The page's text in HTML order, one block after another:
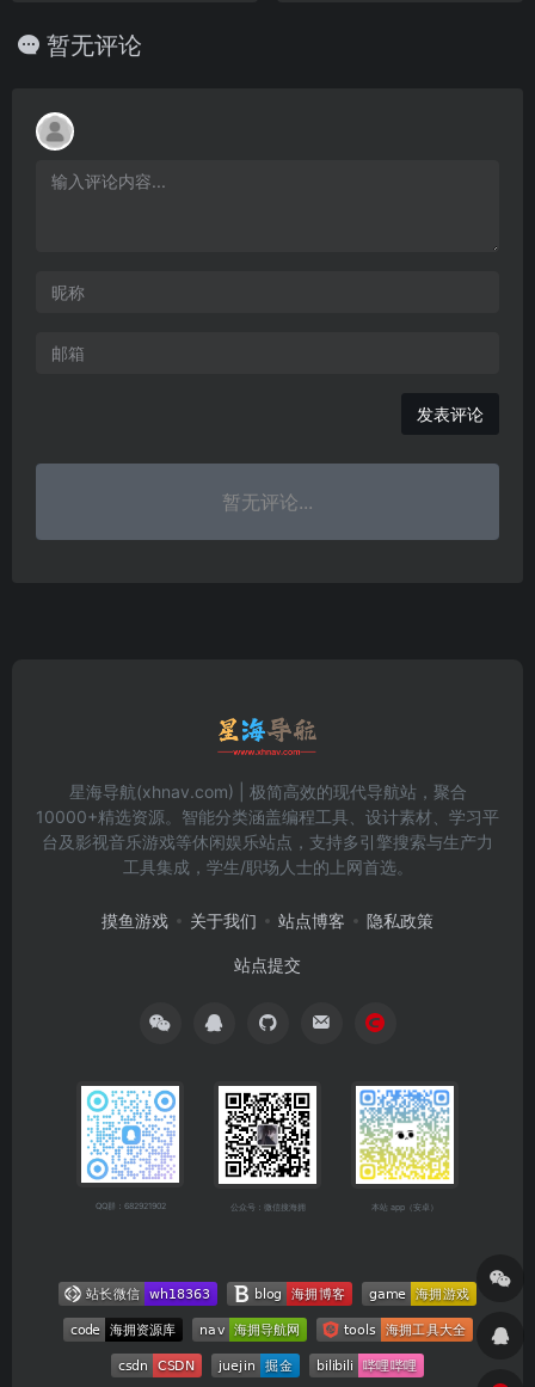
暂无评论
发表评论
暂无评论...
星海导航(xhnav.com) | 极简高效的现代导航站，聚合
10000+精选资源。智能分类涵盖编程工具、设计素材、学习平
台及影视音乐游戏等休闲娱乐站点，支持多引擎搜索与生产力
工具集成，学生/职场人士的上网首选。
摸鱼游戏 关于我们 站点博客 隐私政策
站点提交
QQ群：682921902 公众号：微信搜海拥 本站 app（安卓）